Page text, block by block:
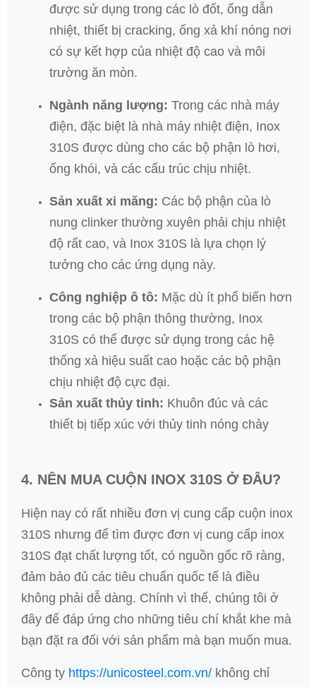
được sử dụng trong các lò đốt, ống dẫn
nhiệt, thiết bị cracking, ống xả khí nóng nơi
có sự kết hợp của nhiệt độ cao và môi
trường ăn mòn.
Ngành năng lượng: Trong các nhà máy
điện, đặc biệt là nhà máy nhiệt điện, Inox
310S được dùng cho các bộ phận lò hơi,
ống khói, và các cấu trúc chịu nhiệt.
Sản xuất xi măng: Các bộ phận của lò
nung clinker thường xuyên phải chịu nhiệt
độ rất cao, và Inox 310S là lựa chọn lý
tưởng cho các ứng dụng này.
Công nghiệp ô tô: Mặc dù ít phổ biến hơn
trong các bộ phận thông thường, Inox
310S có thể được sử dụng trong các hệ
thống xả hiệu suất cao hoặc các bộ phận
chịu nhiệt độ cực đại.
Sản xuất thủy tinh: Khuôn đúc và các
thiết bị tiếp xúc với thủy tinh nóng chảy
4. NÊN MUA CUỘN INOX 310S Ở ĐÂU?
Hiện nay có rất nhiều đơn vị cung cấp cuộn inox
310S nhưng để tìm được đơn vị cung cấp inox
310S đạt chất lượng tốt, có nguồn gốc rõ ràng,
đảm bảo đủ các tiêu chuẩn quốc tế là điều
không phải dễ dàng. Chính vì thế, chúng tôi ở
đây để đáp ứng cho những tiêu chí khắt khe mà
bạn đặt ra đối với sản phẩm mà bạn muốn mua.
Công ty https://unicosteel.com.vn/ không chỉ